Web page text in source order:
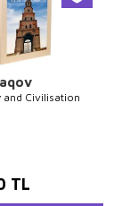
and Civilisation
TL